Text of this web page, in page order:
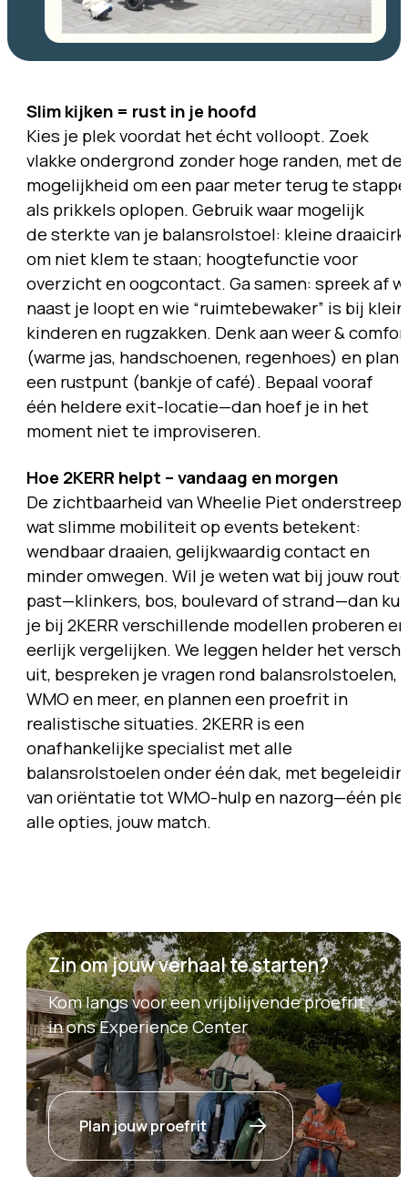
Slim kijken = rust in je hoofd
Kies je plek voordat het écht volloopt. Zoek
vlakke ondergrond zonder hoge randen, met de
mogelijkheid om een paar meter terug te
als prikkels oplopen. Gebruik waar mogelijk
de sterkte van je balansrolstoel: kleine
om niet klem te staan; hoogtefunctie voor
overzicht en oogcontact. Ga samen: spreek af
naast je loopt en wie “ruimtebewaker” is bij
kinderen en rugzakken. Denk aan weer &
(warme jas, handschoenen, regenhoes) en plan
een rustpunt (bankje of café). Bepaal vooraf
één heldere exit-locatie—dan hoef je in het
moment niet te improviseren.
Hoe 2KERR helpt – vandaag en morgen
De zichtbaarheid van Wheelie Piet onderstreept
wat slimme mobiliteit op events betekent:
wendbaar draaien, gelijkwaardig contact en
minder omwegen. Wil je weten wat bij jouw
past—klinkers, bos, boulevard of strand—dan
je bij 2KERR verschillende modellen proberen en
eerlijk vergelijken. We leggen helder het
uit, bespreken je vragen rond balansrolstoelen,
WMO en meer, en plannen een proefrit in
realistische situaties. 2KERR is een
onafhankelijke specialist met alle
balansrolstoelen onder één dak, met
van oriëntatie tot WMO-hulp en nazorg—één
alle opties, jouw match.
Zin om jouw verhaal te starten?
Kom langs voor een vrijblijvende proefrit
in ons Experience Center
Plan jouw proefrit